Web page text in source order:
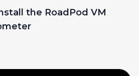
the RoadPod VM